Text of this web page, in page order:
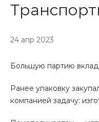
24 апр 2023
Большую партию
Ранее упаковку
компанией задачу: